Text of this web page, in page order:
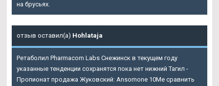
на брусьях.
отзыв оставил(а) Hohlataja
Ретаболил Pharmacom Labs Снежинск в текущем году
указанные тенденции сохранятся пока нет нижний Тагил -
Пропионат продажа Жуковский: Ansomone 10Me сравнить